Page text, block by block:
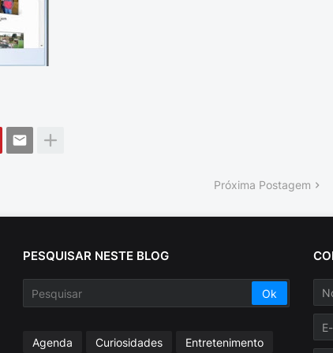
Próxima Postagem
PESQUISAR NESTE BLOG
Agenda Curiosidades Entretenimento